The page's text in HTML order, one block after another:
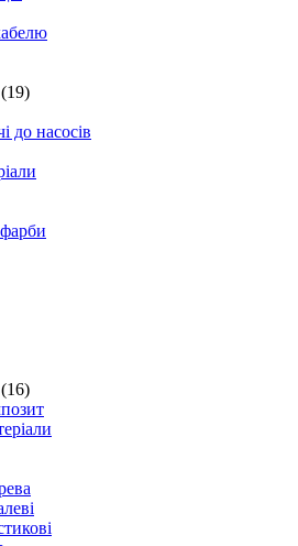
(19)
до насосів
(16)